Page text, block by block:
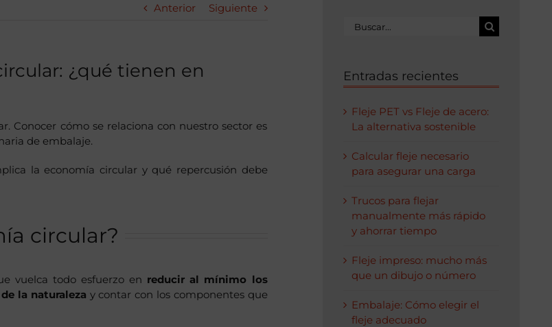
Anterior Siguiente
¿qué tienen en
Conocer cómo se relaciona con nuestro sector es
de embalaje.
la economía circular y qué repercusión debe
circular?
vuelca todo esfuerzo en reducir al mínimo los
la naturaleza y contar con los componentes que
Buscar:
Entradas recientes
Fleje PET vs Fleje de acero:
La alternativa sostenible
Calcular fleje necesario
para asegurar una carga
Trucos para flejar
manualmente más rápido
y ahorrar tiempo
Fleje impreso: mucho más
que un dibujo o número
Embalaje: Cómo elegir el
fleje adecuado